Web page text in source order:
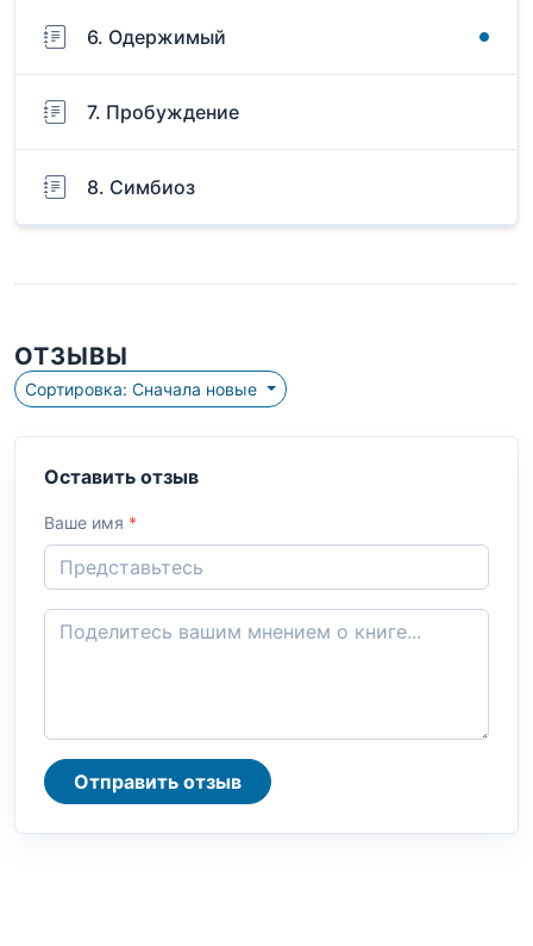
6. Одержимый
7. Пробуждение
8. Симбиоз
ОТЗЫВЫ
Сортировка: Сначала новые
Оставить отзыв
Ваше имя *
Отправить отзыв